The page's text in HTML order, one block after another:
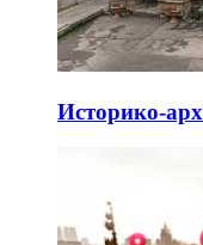
Историко-